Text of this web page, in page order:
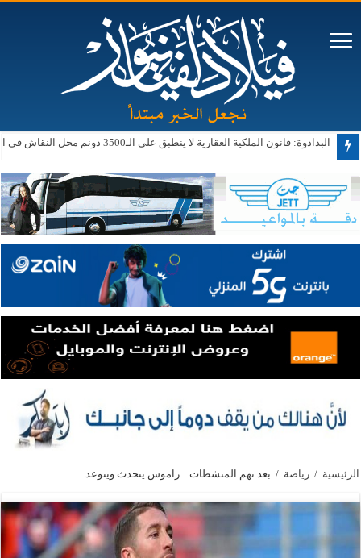
البدادوة: قانون الملكية العقارية لا ينطبق على الـ3500 دونم محل النقاش في الأغوار الجنوبية حالياً أو مستقبلاً
ترامب: الحرب ستنتهي قريبا وإيران لا تستطيع المواصلة
الرئيسية / رياضة / بعد تهم المنشطات .. راموس يتحدث ويتوعد